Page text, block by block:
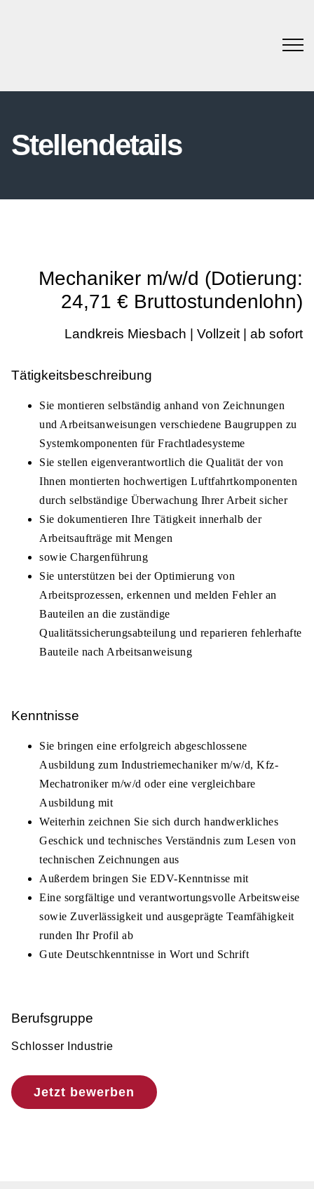
Stellendetails
Mechaniker m/w/d (Dotierung:
24,71 € Bruttostundenlohn)
Landkreis Miesbach | Vollzeit | ab sofort
Tätigkeitsbeschreibung
Sie montieren selbständig anhand von Zeichnungen
und Arbeitsanweisungen verschiedene Baugruppen zu
Systemkomponenten für Frachtladesysteme
Sie stellen eigenverantwortlich die Qualität der von
Ihnen montierten hochwertigen Luftfahrtkomponenten
durch selbständige Überwachung Ihrer Arbeit sicher
Sie dokumentieren Ihre Tätigkeit innerhalb der
Arbeitsaufträge mit Mengen
sowie Chargenführung
Sie unterstützen bei der Optimierung von
Arbeitsprozessen, erkennen und melden Fehler an
Bauteilen an die zuständige
Qualitätssicherungsabteilung und reparieren fehlerhafte
Bauteile nach Arbeitsanweisung
Kenntnisse
Sie bringen eine erfolgreich abgeschlossene
Ausbildung zum Industriemechaniker m/w/d, Kfz-
Mechatroniker m/w/d oder eine vergleichbare
Ausbildung mit
Weiterhin zeichnen Sie sich durch handwerkliches
Geschick und technisches Verständnis zum Lesen von
technischen Zeichnungen aus
Außerdem bringen Sie EDV-Kenntnisse mit
Eine sorgfältige und verantwortungsvolle Arbeitsweise
sowie Zuverlässigkeit und ausgeprägte Teamfähigkeit
runden Ihr Profil ab
Gute Deutschkenntnisse in Wort und Schrift
Berufsgruppe
Schlosser Industrie
Jetzt bewerben